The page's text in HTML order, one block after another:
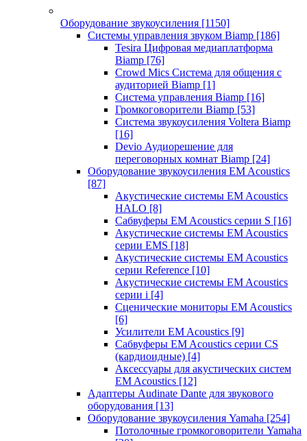
Оборудование звукоусиления [1150]
Системы управления звуком Biamp [186]
Tesira Цифровая медиаплатформа
Biamp [76]
Crowd Mics Система для общения с
аудиторией Biamp [1]
Система управления Biamp [16]
Громкоговорители Biamp [53]
Система звукоусиления Voltera Biamp
[16]
Devio Аудиорешение для
переговорных комнат Biamp [24]
Оборудование звукоусиления EM Acoustics
[87]
Акустические системы EM Acoustics
HALO [8]
Сабвуферы EM Acoustics серии S [16]
Акустические системы EM Acoustics
серии EMS [18]
Акустические системы EM Acoustics
серии Reference [10]
Акустические системы EM Acoustics
серии i [4]
Сценические мониторы EM Acoustics
[6]
Усилители EM Acoustics [9]
Сабвуферы EM Acoustics серии CS
(кардиоидные) [4]
Аксессуары для акустических систем
EM Acoustics [12]
Адаптеры Audinate Dante для звукового
оборудования [13]
Оборудование звукоусиления Yamaha [254]
Потолочные громкоговорители Yamaha